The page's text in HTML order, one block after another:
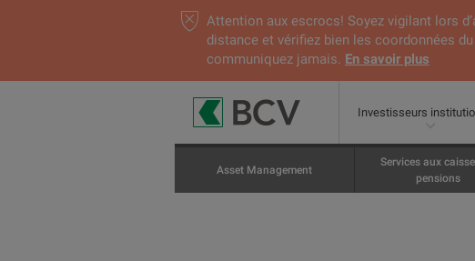
Attention aux escrocs! Soyez vigilant lors
distance et vérifiez bien les coordonnées
communiquez jamais. En savoir plus
Investisseurs
Asset Management
Services aux
pensions